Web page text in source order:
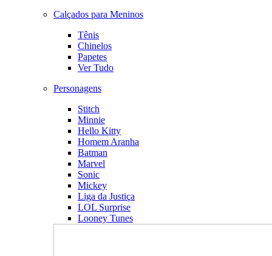
Calçados para Meninos
Tênis
Chinelos
Papetes
Ver Tudo
Personagens
Stitch
Minnie
Hello Kitty
Homem Aranha
Batman
Marvel
Sonic
Mickey
Liga da Justiça
LOL Surprise
Looney Tunes